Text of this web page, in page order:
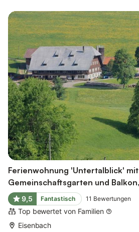
Ferienwohnung 'Untertalblick' mit
Gemeinschaftsgarten und
Bauernhof
9,5 Fantastisch 11 Bewertungen
Top bewertet von Familien
Eisenbach